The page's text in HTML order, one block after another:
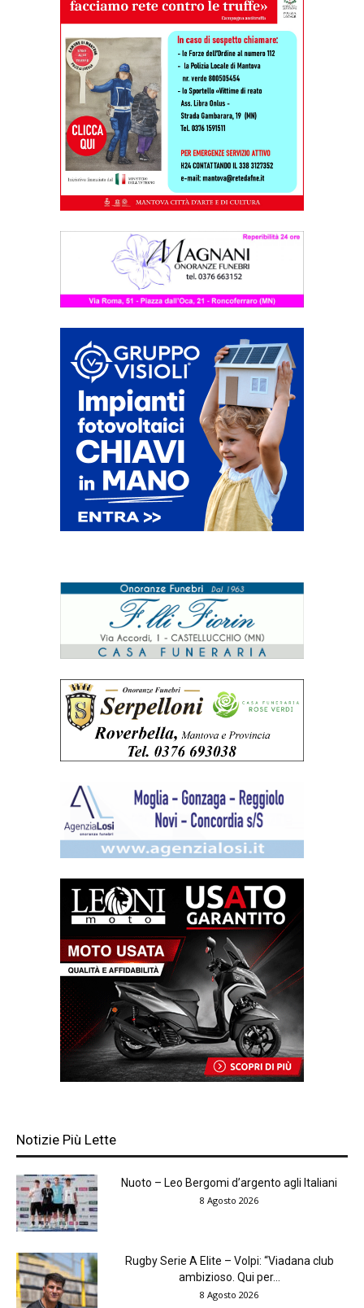
Notizie Più Lette
Nuoto – Leo Bergomi d’argento agli Italiani
8 Agosto 2026
Rugby Serie A Elite – Volpi: “Viadana club
ambizioso. Qui per...
8 Agosto 2026